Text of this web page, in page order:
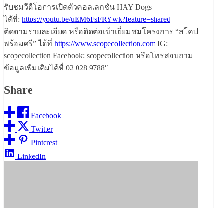
รับชมวีดีโอการเปิดตัวคอลเลกชัน HAY Dogs
ได้ที่: https://youtu.be/uEM6FsFRYwk?feature=shared
ติดตามรายละเอียด หรือติดต่อเข้าเยี่ยมชมโครงการ “สโคป
พร้อมศรี” ได้ที่ https://www.scopecollection.com IG:
scopecollection Facebook: scopecollection หรือโทรสอบถาม
ข้อมูลเพิ่มเติมได้ที่ 02 028 9788″
Share
Facebook
Twitter
Pinterest
LinkedIn